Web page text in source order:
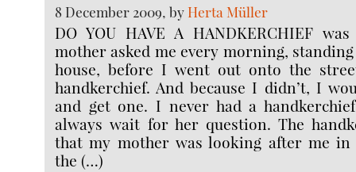
8 December 2009, byHerta Müller
DO YOU HAVE A HANDKERCHIEF
mother asked me every morning,
house, before I went out onto the
handkerchief. And because I didn’t, I
and get one. I never had a
always wait for her question. The
that my mother was looking after me
the (…)